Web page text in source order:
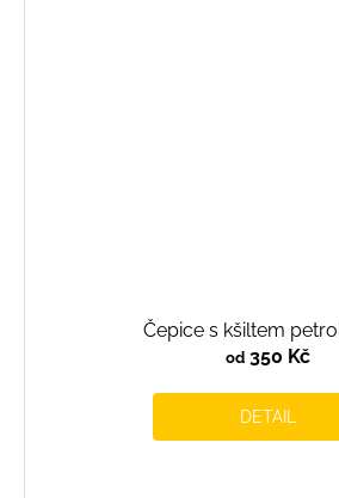
Čepice s kšiltem
od350 Kč
DETAIL